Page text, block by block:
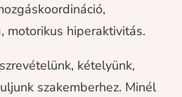
motorikus hiperaktivitás.
kételyünk,
szakemberhez. Minél